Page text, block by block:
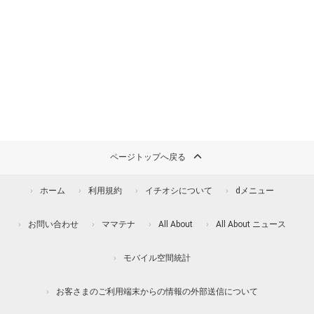
ページトップへ戻る
ホーム 利用規約 イチオシについて dメニュー
お問い合わせ ママテナ All About All About ニュース
モバイル空間統計
お客さまのご利用端末からの情報の外部送信について